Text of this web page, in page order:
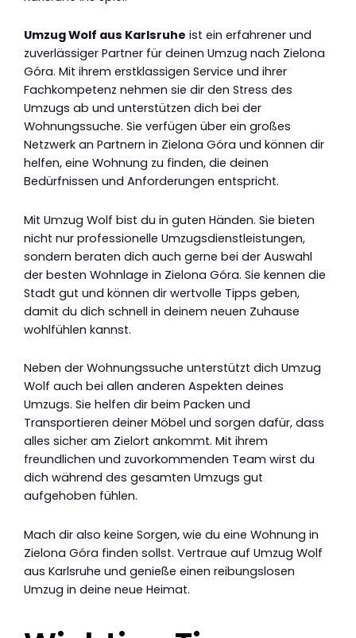
Umzug Wolf aus Karlsruhe ist ein erfahrener und
zuverlässiger Partner für deinen Umzug nach Zielona
Góra. Mit ihrem erstklassigen Service und ihrer
Fachkompetenz nehmen sie dir den Stress des
Umzugs ab und unterstützen dich bei der
Wohnungssuche. Sie verfügen über ein großes
Netzwerk an Partnern in Zielona Góra und können dir
helfen, eine Wohnung zu finden, die deinen
Bedürfnissen und Anforderungen entspricht.
Mit Umzug Wolf bist du in guten Händen. Sie bieten
nicht nur professionelle Umzugsdienstleistungen,
sondern beraten dich auch gerne bei der Auswahl
der besten Wohnlage in Zielona Góra. Sie kennen die
Stadt gut und können dir wertvolle Tipps geben,
damit du dich schnell in deinem neuen Zuhause
wohlfühlen kannst.
Neben der Wohnungssuche unterstützt dich Umzug
Wolf auch bei allen anderen Aspekten deines
Umzugs. Sie helfen dir beim Packen und
Transportieren deiner Möbel und sorgen dafür, dass
alles sicher am Zielort ankommt. Mit ihrem
freundlichen und zuvorkommenden Team wirst du
dich während des gesamten Umzugs gut
aufgehoben fühlen.
Mach dir also keine Sorgen, wie du eine Wohnung in
Zielona Góra finden sollst. Vertraue auf Umzug Wolf
aus Karlsruhe und genieße einen reibungslosen
Umzug in deine neue Heimat.